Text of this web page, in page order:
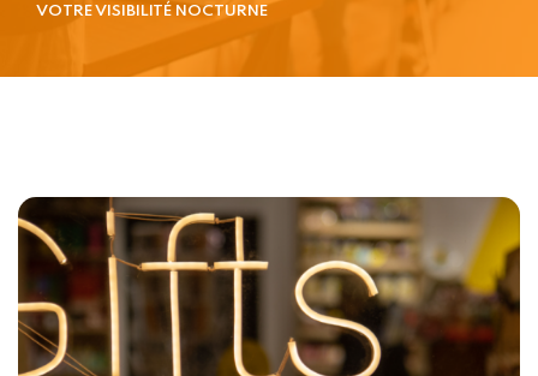
VOTRE VISIBILITÉ NOCTURNE